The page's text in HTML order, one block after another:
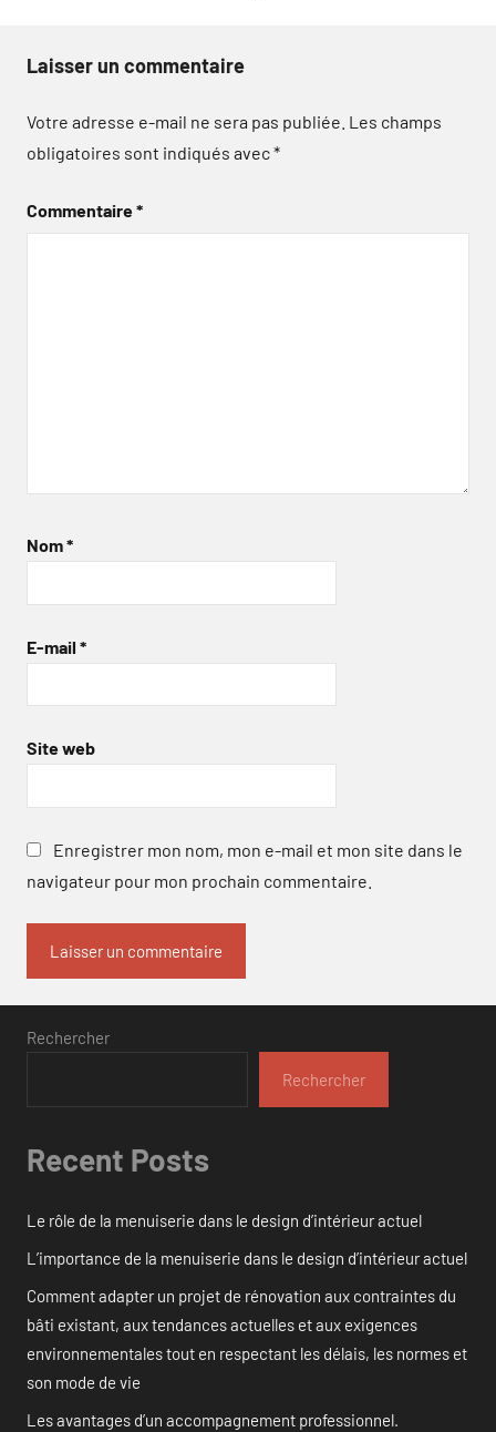
Laisser un commentaire
Votre adresse e-mail ne sera pas publiée. Les champs
obligatoires sont indiqués avec*
Commentaire*
Nom*
E-mail *
Site web
Enregistrer mon nom, mon e-mail et mon site dans le
navigateur pour mon prochain commentaire.
Rechercher
Rechercher
Recent Posts
Le rôle de la menuiserie dans le design d’intérieur actuel
L’importance de la menuiserie dans le design d’intérieur actuel
Comment adapter un projet de rénovation aux contraintes du
bâti existant, aux tendances actuelles et aux exigences
environnementales tout en respectant les délais, les normes et
son mode de vie
Les avantages d’un accompagnement professionnel.